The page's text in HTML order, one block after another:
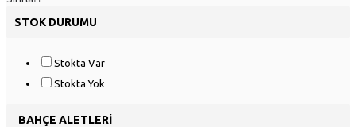
STOK DURUMU
Stokta Var
Stokta Yok
BAHÇE ALETLERI